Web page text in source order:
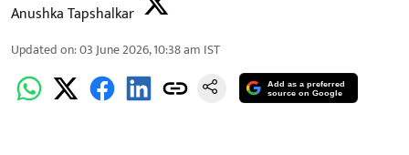
Anushka Tapshalkar
Updated on:03 June 2026, 10:38 am IST
Add as a preferred
source on Google